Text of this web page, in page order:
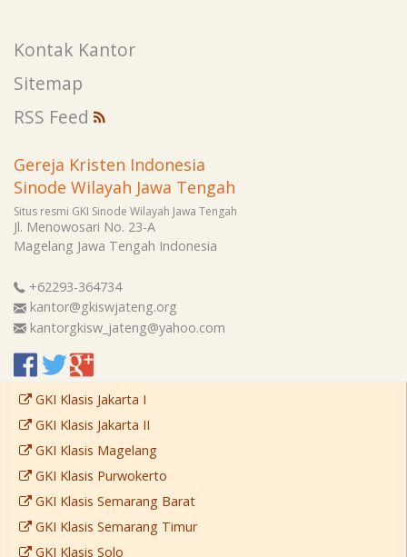
Kontak Kantor
Sitemap
RSS Feed
Gereja Kristen Indonesia
Sinode Wilayah Jawa Tengah
Situs resmi GKI Sinode Wilayah Jawa Tengah
Jl. Menowosari No. 23-A
Magelang Jawa Tengah Indonesia
+62293-364734
kantor@gkiswjateng.org
kantorgkisw_jateng@yahoo.com
GKI Klasis Jakarta I
GKI Klasis Jakarta II
GKI Klasis Magelang
GKI Klasis Purwokerto
GKI Klasis Semarang Barat
GKI Klasis Semarang Timur
GKI Klasis Solo